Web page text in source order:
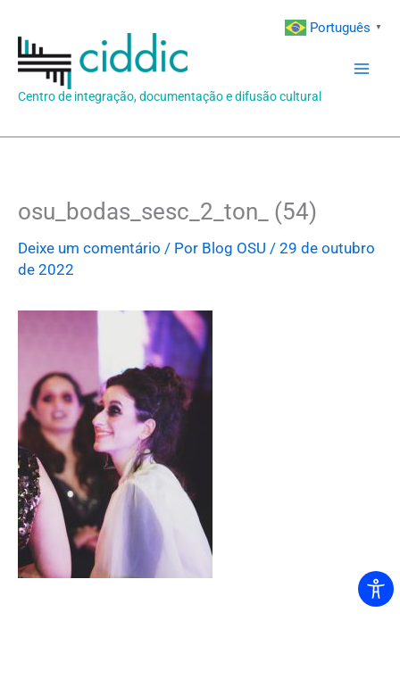
para
conteúdo
Centro de integração, documentação e difusão cultural
osu_bodas_sesc_2_ton_ (54)
Deixe um comentário / Por Blog OSU / 29 de outubro
de 2022
Português ▼